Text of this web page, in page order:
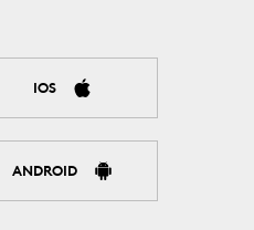
IOS
ANDROID